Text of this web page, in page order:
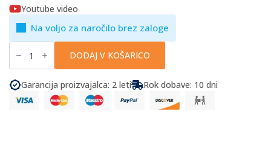
Youtube video
Na voljo za naročilo brez zaloge
Best
Camping
Parts
-
Camper
Lounge
stranice
DODAJ V KOŠARICO
Garancija proizvajalca: 2 leti Rok dobave: 10 dni